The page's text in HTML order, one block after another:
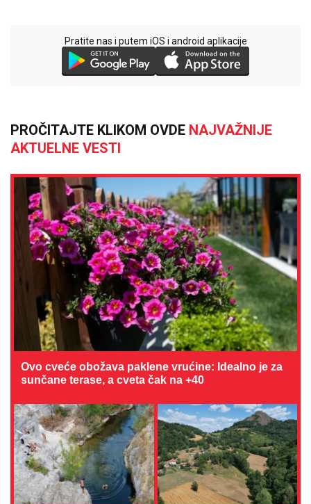
Pratite nas i putem iOS i android aplikacije
PROČITAJTE KLIKOM OVDE NAJVAŽNIJE
AKTUELNE VESTI
Ovo cveće obožava paklene vrućine: Idealno je za
sunčane terase, a cveta čak na +40